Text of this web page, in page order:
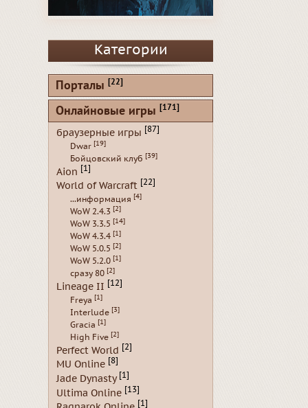
Категории
Порталы [22]
Онлайновые игры [171]
браузерные игры [87]
Dwar [19]
Бойцовский клуб [39]
Aion [1]
World of Warcraft [22]
...информация [4]
WoW 2.4.3 [2]
WoW 3.3.5 [14]
WoW 4.3.4 [1]
WoW 5.0.5 [2]
WoW 5.2.0 [1]
сразу 80 [2]
Lineage II [12]
Freya [1]
Interlude [3]
Gracia [1]
High Five [2]
Perfect World [2]
MU Online [8]
Jade Dynasty [1]
Ultima Online [13]
[1]